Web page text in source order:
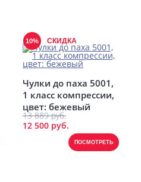
10% СКИДКА
Чулки до паха 5001,
1 класс компрессии,
цвет: бежевый
13 889 руб.
12 500 руб.
ПОСМОТРЕТЬ